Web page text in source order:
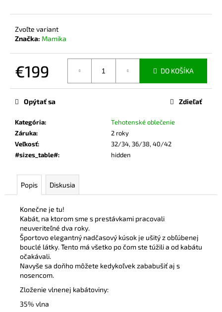
Zvoľte variant
Značka: Mamika
€199 DO KOŠÍKA
Kategória:
Tehotenské oblečenie
Záruka:
2 roky
Veľkosť:
32/34, 36/38, 40/42
#sizes_table#: hidden
Opýtať sa Zdieľať
Popis Diskusia
Konečne je tu!
Kabát, na ktorom sme s prestávkami pracovali
neuveriteľné dva roky.
Športovo elegantný nadčasový kúsok je ušitý z obľúbenej
bouclé látky. Tento má všetko po čom ste túžili a od kabátu
očakávali.
Navyše sa doňho môžete kedykoľvek zababušiť aj s
nosencom.
Zloženie vlnenej kabátoviny:
35% vlna